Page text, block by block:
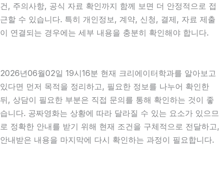
건, 주의사항, 공식 자료 확인까지 함께 보면 더 안정적으로 접
근할 수 있습니다. 특히 개인정보, 계약, 신청, 결제, 자료 제출
이 연결되는 경우에는 세부 내용을 충분히 확인해야 합니다.
2026년06월02일 19시16분 현재 크리에이터학과를 알아보고
있다면 먼저 목적을 정리하고, 필요한 정보를 나누어 확인한
뒤, 상담이 필요한 부분은 직접 문의를 통해 확인하는 것이 좋
습니다. 공짜영화는 상황에 따라 달라질 수 있는 요소가 있으므
로 정확한 안내를 받기 위해 현재 조건을 구체적으로 전달하고,
안내받은 내용을 마지막에 다시 확인하는 과정이 필요합니다.